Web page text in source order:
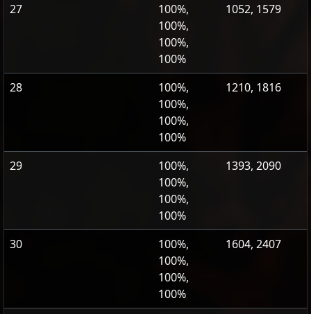
27
100%,
100%,
100%,
100%
1052, 1579
28
100%,
100%,
100%,
100%
1210, 1816
29
100%,
100%,
100%,
100%
1393, 2090
30
100%,
100%,
100%,
100%
1604, 2407